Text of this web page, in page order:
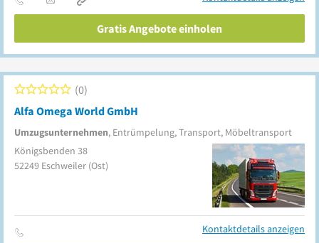
Gratis Angebote einholen
Alfa Omega World GmbH
Umzugsunternehmen, Entrümpelung, Transport, Möbeltransport
0
Königsbenden 38
52249 Eschweiler (Ost)
Kontaktdetails anzeigen